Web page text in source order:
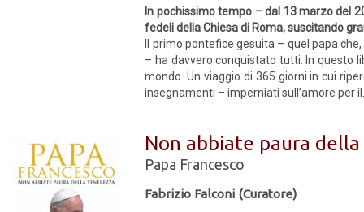
In pochissimo tempo – dal 13 marzo del
fedeli della Chiesa di Roma, suscitando
Il primo pontefice gesuita – quel papa
– ha davvero conquistato tutti. In questo
mondo. Un viaggio di 365 giorni in cui
insegnamenti – imperniati sull’amore per
Non abbiate paura
Papa Francesco
Fabrizio Falconi (Curatore)